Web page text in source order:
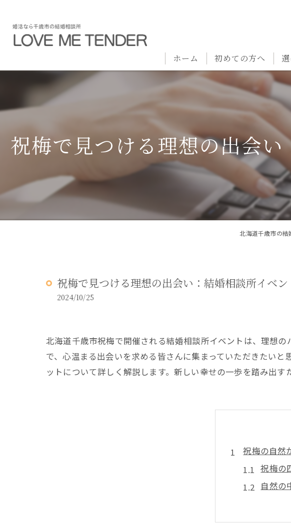
ホーム 初めての方へ
祝梅で見つける理想の出会
北海道千歳市の結
祝梅で見つける理想の出会い：結婚相談所イベ
2024/10/25
北海道千歳市祝梅で開催される結婚相談所イベントは、理想
で、心温まる出会いを求める皆さんに集まっていただきたい
ットについて詳しく解説します。新しい幸せの一歩を踏み出す
祝梅の自然
祝梅の
自然の
結婚
祝梅で